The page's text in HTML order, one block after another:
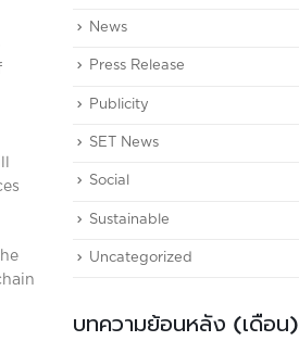
News
Press Release
Publicity
SET News
Social
Sustainable
Uncategorized
บทความย้อนหลัง (เดือน)